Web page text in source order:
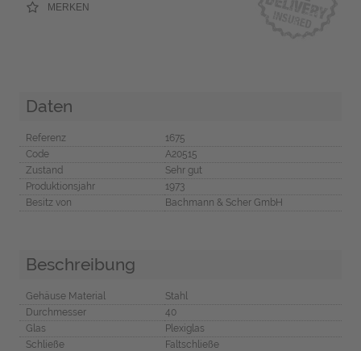
MERKEN
Daten
Referenz
1675
Code
A20515
Zustand
Sehr gut
Produktionsjahr
1973
Besitz von
Bachmann & Scher GmbH
Beschreibung
Gehäuse Material
Stahl
Durchmesser
40
Glas
Plexiglas
Schließe
Faltschließe